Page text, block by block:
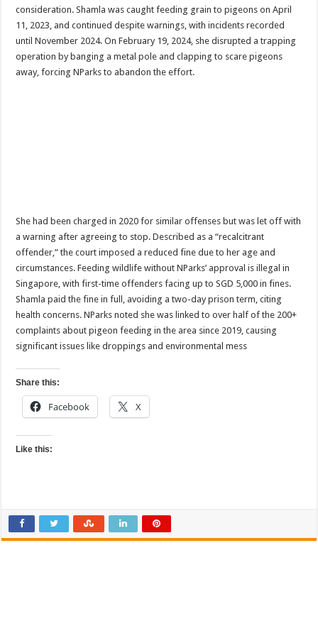
consideration. Shamla was caught feeding grain to pigeons on April
11, 2023, and continued despite warnings, with incidents recorded
until November 2024. On February 19, 2024, she disrupted a trapping
operation by banging a metal pole and clapping to scare pigeons
away, forcing NParks to abandon the effort.
She had been charged in 2020 for similar offenses but was let off with
a warning after agreeing to stop. Described as a “recalcitrant
offender,” the court imposed a reduced fine due to her age and
circumstances. Feeding wildlife without NParks’ approval is illegal in
Singapore, with first-time offenders facing up to SGD 5,000 in fines.
Shamla paid the fine in full, avoiding a two-day prison term, citing
health concerns. NParks noted she was linked to over half of the 200+
complaints about pigeon feeding in the area since 2019, causing
significant issues like droppings and environmental mess
Share this:
Facebook X
Like this: